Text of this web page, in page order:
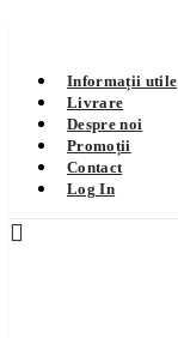
Informații utile
Livrare
Despre noi
Promoții
Contact
Log In